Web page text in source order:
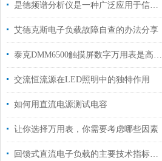
是德频谱分析仪是一种广泛应用于信号处理和通信领域的仪器
艾德克斯电子负载故障自查的办法分享
泰克DMM6500触摸屏数字万用表是高精度测量的得力助手
交流恒流源在LED照明中的独特作用
如何用直流电源测试电容
让你选择万用表，你需要考虑哪些因素
回馈式直流电子负载的主要技术指标说明